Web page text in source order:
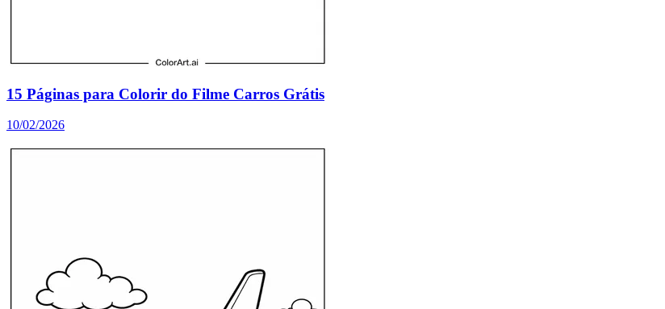
15 Páginas para Colorir do Filme Carros Grátis
10/02/2026